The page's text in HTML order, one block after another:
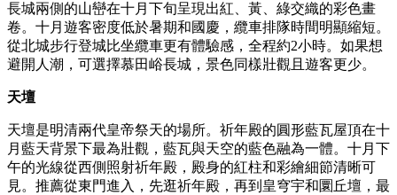
長城兩側的山巒在十月下旬呈現出紅、黃、綠交織的彩色畫
卷。十月遊客密度低於暑期和國慶，纜車排隊時間明顯縮短。
從北城步行登城比坐纜車更有體驗感，全程約2小時。如果想
避開人潮，可選擇慕田峪長城，景色同樣壯觀且遊客更少。
天壇
天壇是明清兩代皇帝祭天的場所。祈年殿的圓形藍瓦屋頂在十
月藍天背景下最為壯觀，藍瓦與天空的藍色融為一體。十月下
午的光線從西側照射祈年殿，殿身的紅柱和彩繪細節清晰可
見。推薦從東門進入，先逛祈年殿，再到皇穹宇和圜丘壇，最